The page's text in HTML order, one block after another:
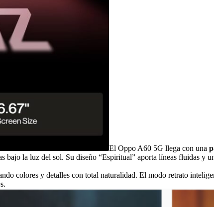
El Oppo A60 5G llega con una
bajo la luz del sol. Su diseño “Espiritual” aporta líneas fluidas y
colores y detalles con total naturalidad. El modo retrato